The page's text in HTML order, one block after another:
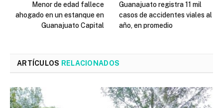
Menor de edad fallece
ahogado en un estanque en
Guanajuato Capital
Guanajuato registra 11 mil
casos de accidentes viales al
año, en promedio
ARTÍCULOS RELACIONADOS